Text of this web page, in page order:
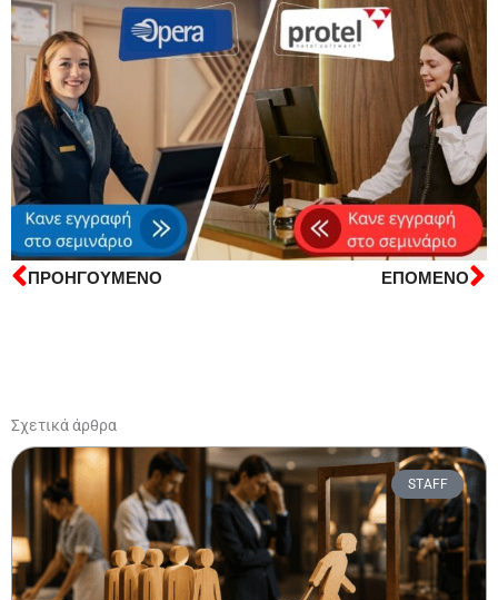
Prev
ΠΡΟΗΓΟΥΜΕΝΟ ΕΠΟΜΕΝΟ
Σχετικά άρθρα
STAFF